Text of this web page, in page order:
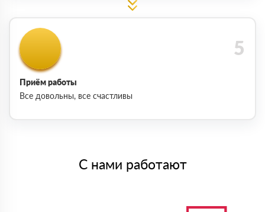
Приём работы
Все довольны, все счастливы
С нами работают